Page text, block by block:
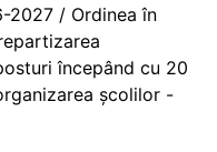
2027 / Ordinea în
începând cu 20
școlilor -